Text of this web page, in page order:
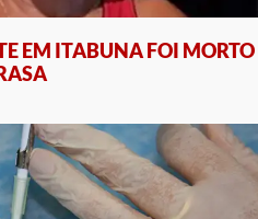
EM ITABUNA FOI MORTO